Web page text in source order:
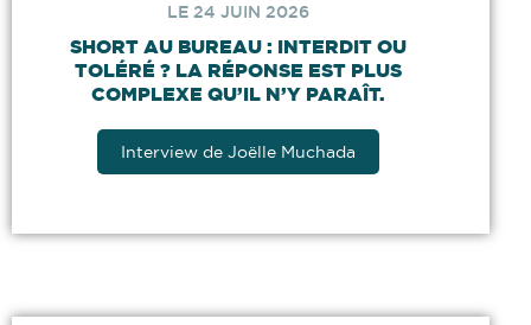
LE 24 JUIN 2026
SHORT AU BUREAU : INTERDIT OU
TOLÉRÉ ? LA RÉPONSE EST PLUS
COMPLEXE QU’IL N’Y PARAÎT.
Interview de Joëlle Muchada